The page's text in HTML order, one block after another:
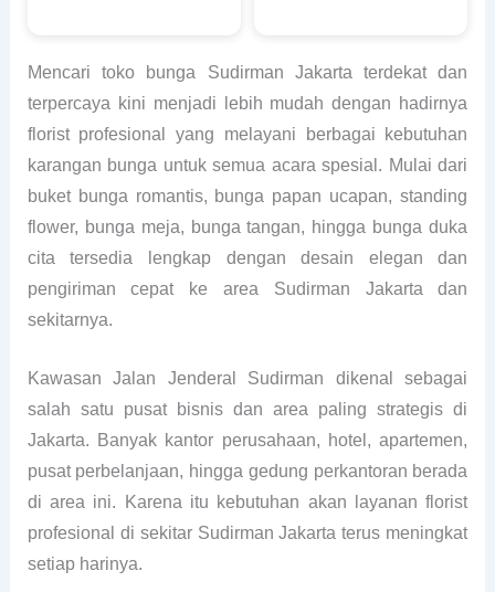
Mencari toko bunga Sudirman Jakarta terdekat dan
terpercaya kini menjadi lebih mudah dengan hadirnya
florist profesional yang melayani berbagai kebutuhan
karangan bunga untuk semua acara spesial. Mulai dari
buket bunga romantis, bunga papan ucapan, standing
flower, bunga meja, bunga tangan, hingga bunga duka
cita tersedia lengkap dengan desain elegan dan
pengiriman cepat ke area Sudirman Jakarta dan
sekitarnya.
Kawasan Jalan Jenderal Sudirman dikenal sebagai
salah satu pusat bisnis dan area paling strategis di
Jakarta. Banyak kantor perusahaan, hotel, apartemen,
pusat perbelanjaan, hingga gedung perkantoran berada
di area ini. Karena itu kebutuhan akan layanan florist
profesional di sekitar Sudirman Jakarta terus meningkat
setiap harinya.